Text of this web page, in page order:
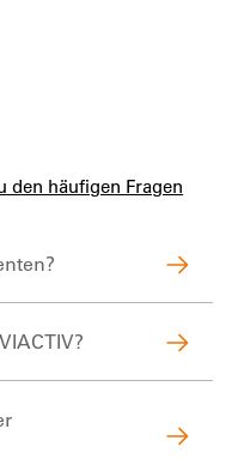
den häufigen Fragen